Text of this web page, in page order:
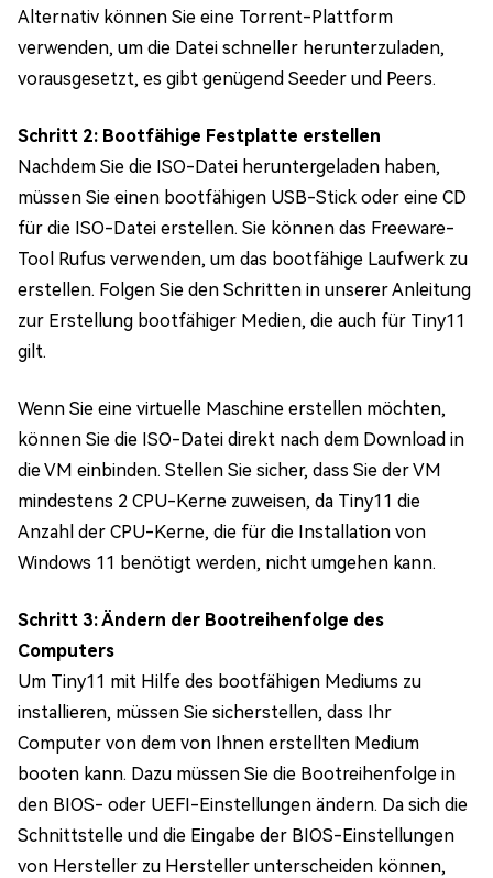
Alternativ können Sie eine Torrent-Plattform
verwenden, um die Datei schneller herunterzuladen,
vorausgesetzt, es gibt genügend Seeder und Peers.
Schritt 2: Bootfähige Festplatte erstellen
Nachdem Sie die ISO-Datei heruntergeladen haben,
müssen Sie einen bootfähigen USB-Stick oder eine CD
für die ISO-Datei erstellen. Sie können das Freeware-
Tool Rufus verwenden, um das bootfähige Laufwerk zu
erstellen. Folgen Sie den Schritten in unserer Anleitung
zur Erstellung bootfähiger Medien, die auch für Tiny11
gilt.
Wenn Sie eine virtuelle Maschine erstellen möchten,
können Sie die ISO-Datei direkt nach dem Download in
die VM einbinden. Stellen Sie sicher, dass Sie der VM
mindestens 2 CPU-Kerne zuweisen, da Tiny11 die
Anzahl der CPU-Kerne, die für die Installation von
Windows 11 benötigt werden, nicht umgehen kann.
Schritt 3: Ändern der Bootreihenfolge des
Computers
Um Tiny11 mit Hilfe des bootfähigen Mediums zu
installieren, müssen Sie sicherstellen, dass Ihr
Computer von dem von Ihnen erstellten Medium
booten kann. Dazu müssen Sie die Bootreihenfolge in
den BIOS- oder UEFI-Einstellungen ändern. Da sich die
Schnittstelle und die Eingabe der BIOS-Einstellungen
von Hersteller zu Hersteller unterscheiden können,